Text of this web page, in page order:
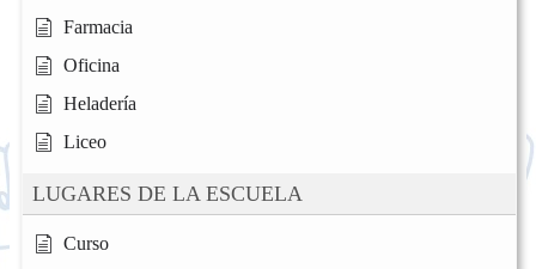
Farmacia
Oficina
Heladería
Liceo
LUGARES DE LA ESCUELA
Curso